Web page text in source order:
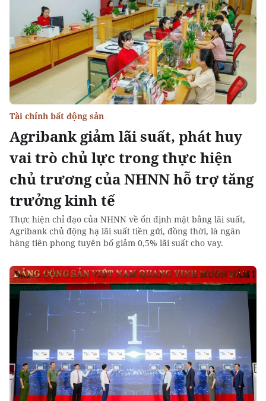
Agribank giảm lãi suất, phát huy
vai trò chủ lực trong thực hiện
chủ trương của NHNN hỗ trợ tăng
trưởng kinh tế
Tài chính bất động sản
Thực hiện chỉ đạo của NHNN về ổn định mặt bằng lãi suất,
Agribank chủ động hạ lãi suất tiền gửi, đồng thời, là ngân
hàng tiên phong tuyên bố giảm 0,5% lãi suất cho vay.